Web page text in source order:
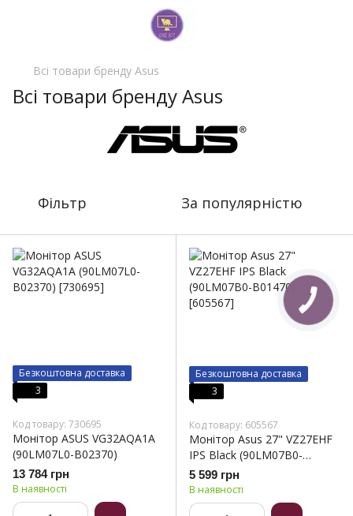
Всі товари бренду Asus
Всі товари бренду Asus
Фільтр За популярністю
Безкоштовна доставка
3
Код товару: 730695
Монітор ASUS VG32AQA1A
(90LM07L0-B02370)
13 784 грн
В наявності
Безкоштовна доставка
3
Код товару: 605567
Монітор Asus 27" VZ27EHF
IPS Black (90LM07B0-
B01470)
5 599 грн
В наявності